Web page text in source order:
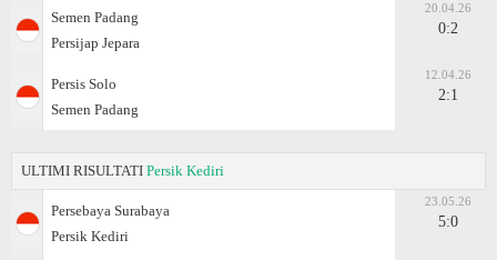
Semen Padang
Persijap Jepara
20.04.26
0:2
Persis Solo
Semen Padang
12.04.26
2:1
ULTIMI RISULTATI Persik Kediri
Persebaya Surabaya
Persik Kediri
23.05.26
5:0